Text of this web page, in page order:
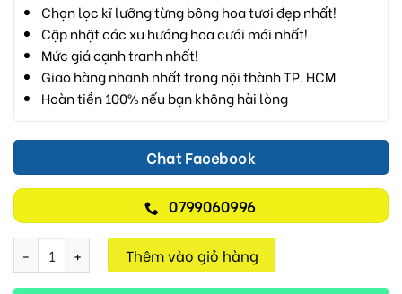
Chọn lọc kĩ lưỡng từng bông hoa tươi đẹp nhất!
Cập nhật các xu hướng hoa cưới mới nhất!
Mức giá cạnh tranh nhất!
Giao hàng nhanh nhất trong nội thành TP. HCM
Hoàn tiền 100% nếu bạn không hài lòng
Chat Facebook
0799060996
Bạch Ảnh Vĩnh Yên M125 số lượng
Thêm vào giỏ hàng